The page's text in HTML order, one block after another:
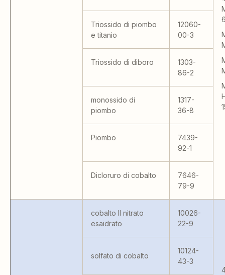
Triossido di piombo
e titanio
12060-
00-3
Triossido di diboro
1303-
86-2
monossido di
piombo
1317-
36-8
Piombo
7439-
92-1
Dicloruro di cobalto
7646-
79-9
cobalto II nitrato
esaidrato
10026-
22-9
solfato di cobalto
10124-
43-3